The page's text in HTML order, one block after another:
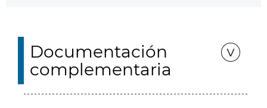
Documentación
complementaria